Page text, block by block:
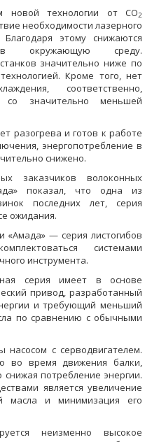
новой технологии от CO2
необходимости лазерного
этому снижаются
окружающую среду.
значительно ниже по
Кроме того, нет
соответственно,
со значительно меньшей
разогрева и готов к работе
энергопотребление в
снижено.
заказчиков волоконных
показал, что одна из
последних лет, серия
ожидания.
— серия листогибов
системами
инструмента.
серия имеет в основе
привод, разработанный
и требующий меньший
по сравнению с обычными
с серводвигателем.
во время движения балки,
потребление энергии.
является увеличение
масла и минимизация его
неизменно высокое